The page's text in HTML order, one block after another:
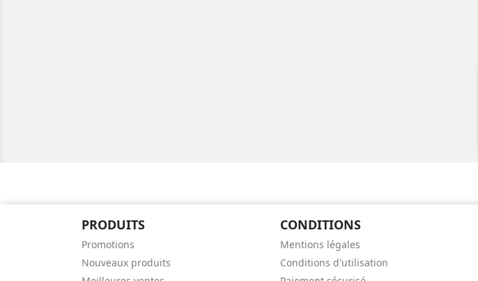
PRODUITS
Promotions
Nouveaux produits
CONDITIONS
Mentions légales
Conditions d'utilisation